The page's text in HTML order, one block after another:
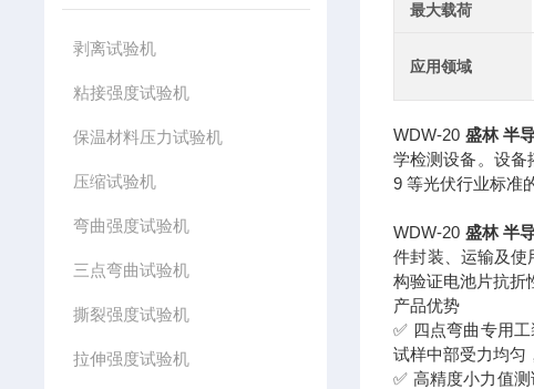
剥离试验机
粘接强度试验机
保温材料压力试验机
压缩试验机
弯曲强度试验机
三点弯曲试验机
撕裂强度试验机
拉伸强度试验机
最大载荷
应用领域
WDW-20 盛林 半
学检测设备。设备
9 等光伏行业标准
WDW-20 盛林 半
件封装、运输及使
构验证电池片抗折
产品优势
✅ 四点弯曲专用
试样中部受力均匀
✅ 高精度小力值